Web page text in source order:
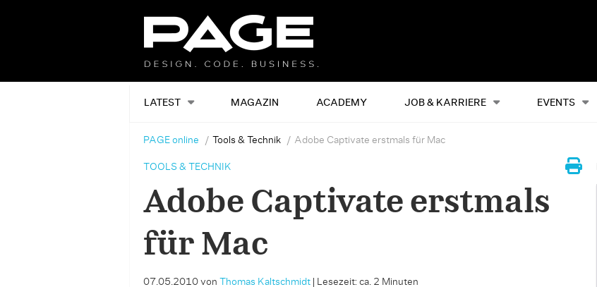
LATEST MAGAZIN ACADEMY JOB & KARRIERE EVENTS
Alles Events
PAGE online Tools & Technik Adobe Captivate erstmals für Mac
TOOLS & TECHNIK
Adobe Captivate erstmals
für Mac
07.05.2010 von Thomas Kaltschmidt| Lesezeit: ca. 2 Minuten